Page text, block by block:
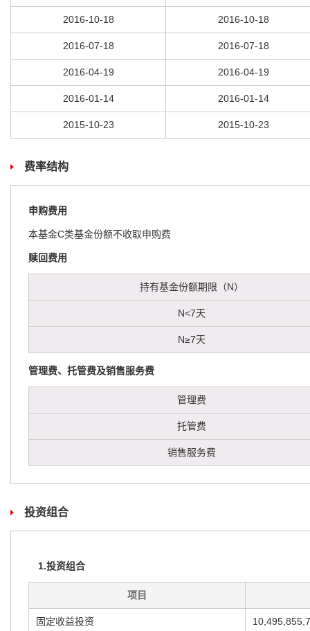
2016-10-18 2016-10-18
2016-07-18 2016-07-18
2016-04-19 2016-04-19
2016-01-14 2016-01-14
2015-10-23 2015-10-23
费率结构
申购费用
本基金C类基金份额不收取申购费
赎回费用
持有基金份额期限（N）
N<7天
N≥7天
管理费、托管费及销售服务费
管理费
托管费
销售服务费
投资组合
1.投资组合
项目
固定收益投资